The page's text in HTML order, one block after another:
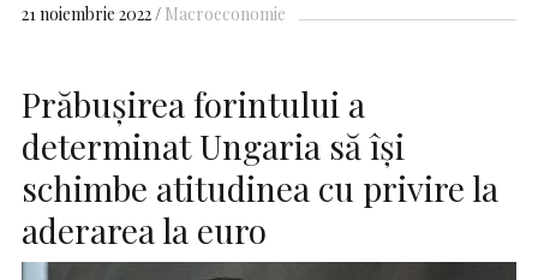
21 noiembrie 2022 Macroeconomie
Prăbuşirea forintului a
determinat Ungaria să îşi
schimbe atitudinea cu privire la
aderarea la euro